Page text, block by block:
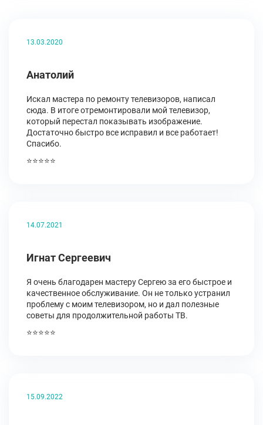
13.03.2020
Анатолий
Искал мастера по ремонту телевизоров, написал
сюда. В итоге отремонтировали мой телевизор,
который перестал показывать изображение.
Достаточно быстро все исправил и все работает!
Спасибо.
⭐⭐⭐⭐⭐
14.07.2021
Игнат Сергеевич
Я очень благодарен мастеру Сергею за его быстрое и
качественное обслуживание. Он не только устранил
проблему с моим телевизором, но и дал полезные
советы для продолжительной работы ТВ.
⭐⭐⭐⭐⭐
15.09.2022